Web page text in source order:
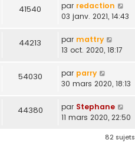
41540 par redaction
03 janv. 2021, 14:43
44213 par mattry
13 oct. 2020, 18:17
54030 par parry
30 mars 2020, 18:13
44380 par Stephane
11 mars 2020, 22:50
82 sujets